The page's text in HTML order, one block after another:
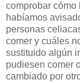
comprobar cómo
habíamos
personas
comer y cuáles
sustituido algún
pudiesen comer
cambiado por